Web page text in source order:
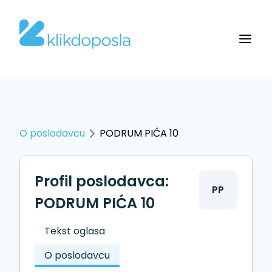
O poslodavcu PODRUM PIĆA 10
Profil poslodavca:
PODRUM PIĆA 10
PP
Tekst oglasa
O poslodavcu